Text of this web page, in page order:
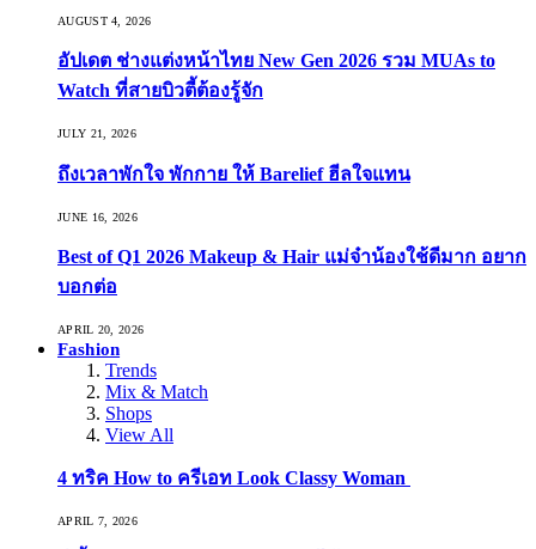
AUGUST 4, 2026
อัปเดต ช่างแต่งหน้าไทย New Gen 2026 รวม MUAs to
Watch ที่สายบิวตี้ต้องรู้จัก
JULY 21, 2026
ถึงเวลาพักใจ พักกาย ให้ Barelief ฮีลใจแทน
JUNE 16, 2026
Best of Q1 2026 Makeup & Hair แม่จ๋าน้องใช้ดีมาก อยาก
บอกต่อ
APRIL 20, 2026
Fashion
Trends
Mix & Match
Shops
View All
4 ทริค How to ครีเอท Look Classy Woman
APRIL 7, 2026